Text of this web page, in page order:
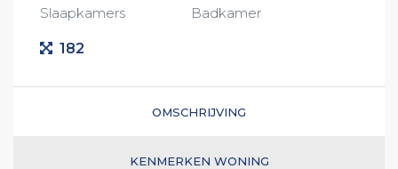
Slaapkamers
Badkamer
182
OMSCHRIJVING
KENMERKEN WONING